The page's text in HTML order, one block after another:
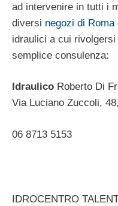
ad intervenire in tutti i
diversi negozi di Roma
idraulici a cui
semplice consulenza:
Idraulico Roberto Di
Via Luciano Zuccoli,
06 8713 5153 ‎
IDROCENTRO